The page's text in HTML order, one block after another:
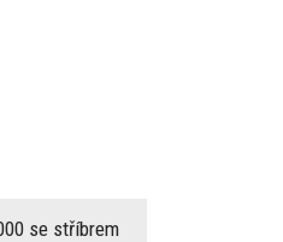
se stříbrem